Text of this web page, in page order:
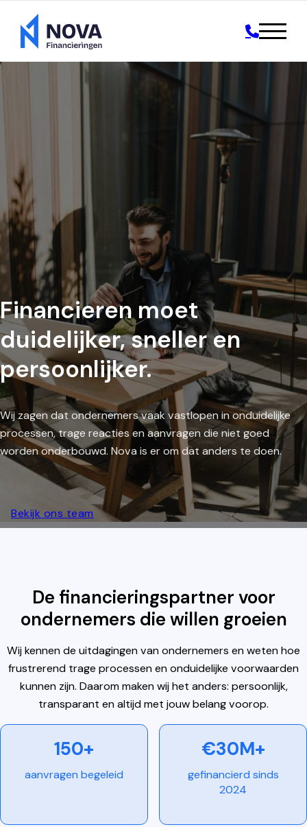
Financieren moet
duidelijker, sneller en
persoonlijker.
Wij zagen dat ondernemers vaak vastlopen in onduidelijke
processen, trage reacties en aanvragen die niet goed
worden onderbouwd. Nova is er om dat anders te doen.
Bekijk ons team
De financieringspartner voor
ondernemers die willen groeien
Wij kennen de uitdagingen van ondernemers en weten hoe
frustrerend trage processen en onduidelijke voorwaarden
kunnen zijn. Daarom maken wij het anders: persoonlijk,
transparant en altijd met jouw belang voorop.
150+
aanvragen begeleid
€30M+
gefinancierd sinds
2024